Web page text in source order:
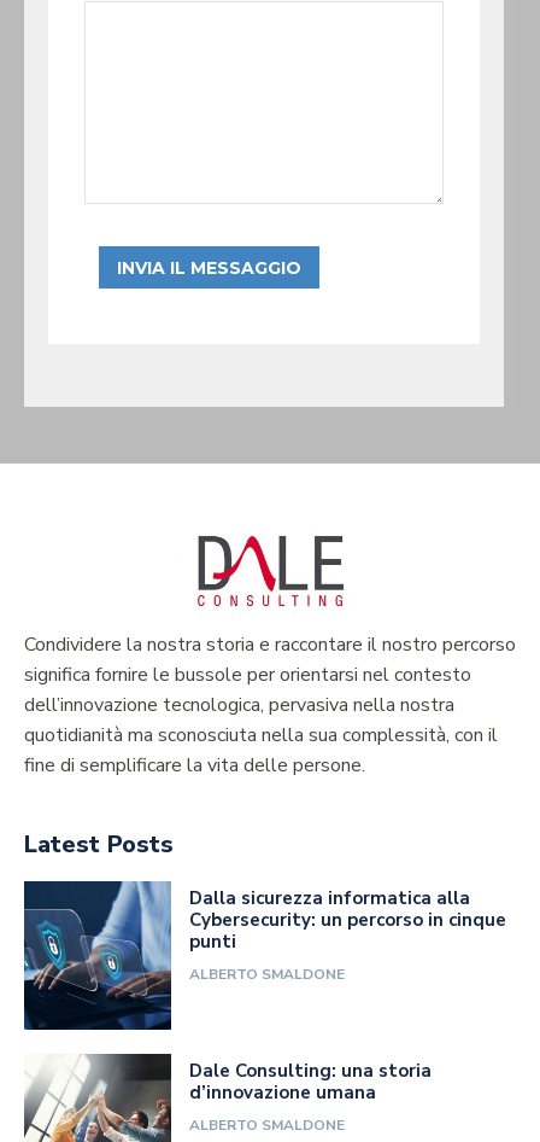
Condividere la nostra storia e raccontare il nostro percorso
significa fornire le bussole per orientarsi nel contesto
dell’innovazione tecnologica, pervasiva nella nostra
quotidianità ma sconosciuta nella sua complessità, con il
fine di semplificare la vita delle persone.
Latest Posts
Dalla sicurezza informatica alla
Cybersecurity: un percorso in cinque
punti
ALBERTO SMALDONE
Dale Consulting: una storia
d’innovazione umana
ALBERTO SMALDONE